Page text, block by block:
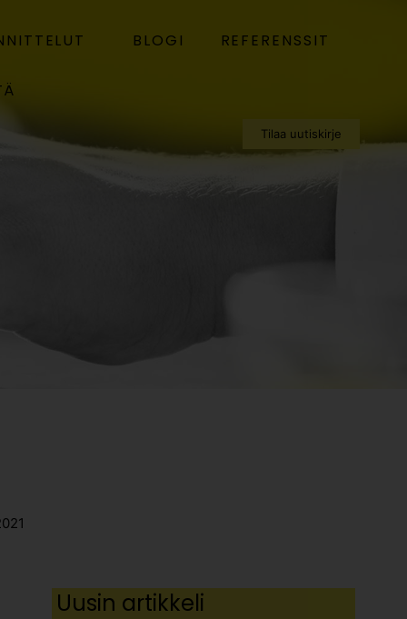
BLOGI REFERENSSIT
Tilaa uutiskirje
Uusin artikkeli